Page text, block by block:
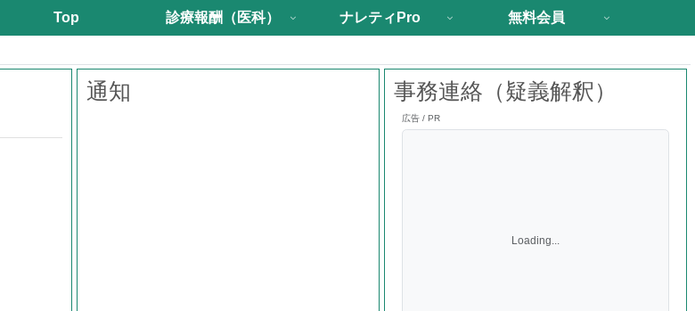
Top 診療報酬（医科） ナレティPro 無料会員
通知 事務連絡（疑義解釈）
広告 / PR
Loading...